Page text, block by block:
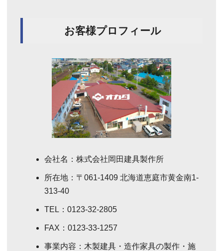
お客様プロフィール
会社名：株式会社岡田建具製作所
所在地：〒061-1409 北海道恵庭市⻩金南1-
313-40
TEL：0123-32-2805
FAX：0123-33-1257
事業内容：木製建具・造作家具の製作・施